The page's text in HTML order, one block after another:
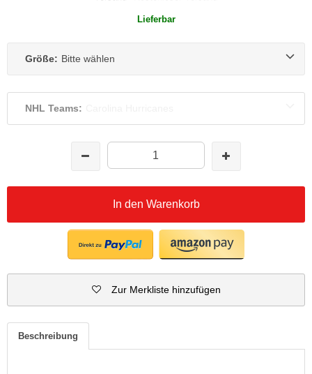
Lieferbar
Größe: Bitte wählen
NHL Teams:
In den Warenkorb
Zur Merkliste hinzufügen
Beschreibung